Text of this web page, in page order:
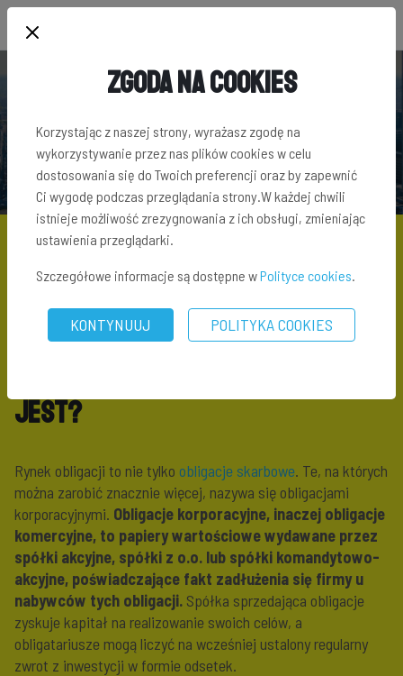
SŁOWNIK TERMINÓW INWESTYCYJNYCH
SŁOWNIK TERMINÓW INWESTYCYJNYCH\ OBLIGACJE
KORPORACYJNE - CO TO JEST?
jest?
Rynek obligacji to nie tylko obligacje skarbowe. Te, na których
można zarobić znacznie więcej, nazywa się obligacjami
korporacyjnymi. Obligacje korporacyjne, inaczej obligacje
komercyjne, to papiery wartościowe wydawane przez
spółki akcyjne, spółki z o.o. lub spółki komandytowo-
akcyjne, poświadczające fakt zadłużenia się firmy u
nabywców tych obligacji. Spółka sprzedająca obligacje
zyskuje kapitał na realizowanie swoich celów, a
obligatariusze mogą liczyć na wcześniej ustalony regularny
zwrot z inwestycji w formie odsetek.
Zgoda na Cookies
Korzystając z naszej strony, wyrażasz zgodę na
wykorzystywanie przez nas plików cookies w celu
dostosowania się do Twoich preferencji oraz by zapewnić
Ci wygodę podczas przeglądania strony.W każdej chwili
istnieje możliwość zrezygnowania z ich obsługi, zmieniając
ustawienia przeglądarki.
Szczegółowe informacje są dostępne wPolityce cookies.
KONTYNUUJ POLITYKA COOKIES